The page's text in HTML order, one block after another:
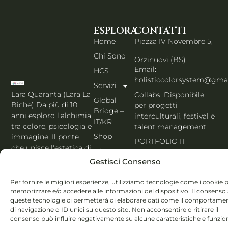
Gestisci Consenso
Per fornire le migliori esperienze, utilizziamo tecnologie come i cookie
memorizzare e/o accedere alle informazioni del dispositivo. Il consenso
queste tecnologie ci permetterà di elaborare dati come il
di navigazione o ID unici su questo sito. Non acconsentire o ritirare il
consenso può influire negativamente su alcune caratteristiche e
Lara Quaranta (Lara La
Biche) Da più di 10
anni esploro l'alchimia
tra colore, psicologia e
immagine. Il ponte
che unisce l'estetica di
MBTI, Enneagramma &
Holistic Color
System®.
ESPLORA
Home
Chi Sono
HCS
Servizi
Global
Bridge –
IT/KR
Shop
Blog
Contatti
Italiano
CONTATTI
Piazza IV Novembre 5,
Orzinuovi (BS)
Email:
Collabs: Disponibile
per progetti
interculturali, festival e
talent management
PORTFOLIO IT